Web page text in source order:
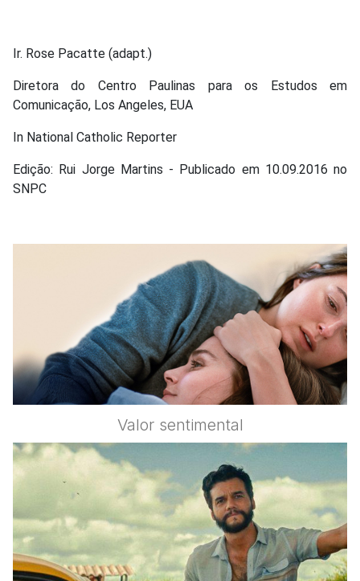
Ir. Rose Pacatte (adapt.)
Diretora do Centro Paulinas para os Estudos em
Comunicação, Los Angeles, EUA
In National Catholic Reporter
Edição: Rui Jorge Martins - Publicado em 10.09.2016 no
SNPC
Valor sentimental